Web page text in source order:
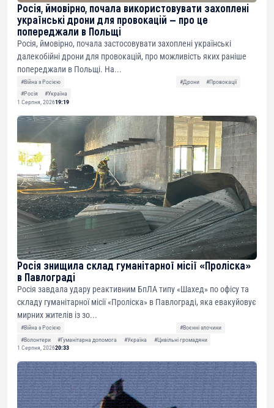
Росія, ймовірно, почала використовувати захоплені
українські дрони для провокацій — про це
попереджали в Польщі
Росія, ймовірно, почала застосовувати захоплені українські
далекобійні дрони для провокацій, про можливість яких раніше
попереджали в Польщі. На...
#Війна з Росією #Дрони
#Провокації
#Росія
#Україна
1 Серпня, 202619:19
Росія знищила склад гуманітарної місії «Проліска»
в Павлограді
Росія завдала удару реактивним БпЛА типу «Шахед» по офісу та
складу гуманітарної місії «Проліска» в Павлограді, яка евакуйовує
мирних жителів із зо...
#Війна з Росією
#Воєнні злочини
#Волонтери
#Гуманітарна допомога #Україна
#Цивільні громадяни
1 Серпня, 202620:33